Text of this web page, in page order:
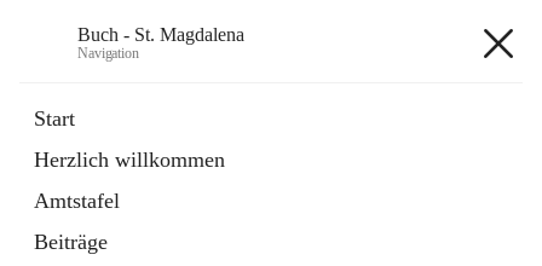
Buch - St. Magdalena
Navigation
Start
Herzlich willkommen
Amtstafel
Beiträge
11 Schnellzugriffe
Bürgerservice